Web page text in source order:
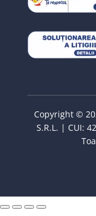
Copyright ©
S.R.L. | CUI: